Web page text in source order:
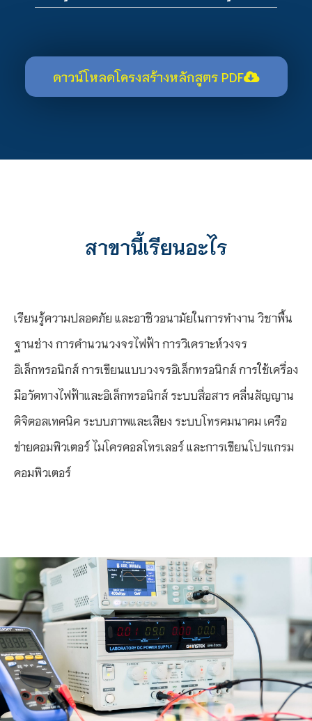
ดาวน์โหลดโครงสร้างหลักสูตร PDF
สาขานี้เรียนอะไร
เรียนรู้ความปลอดภัย และอาชีวอนามัยในการทำงาน วิชาพื้น
ฐานช่าง การคำนวนวงจรไฟฟ้า การวิเคราะห์วงจร
อิเล็กทรอนิกส์ การเขียนแบบวงจรอิเล็กทรอนิกส์ การใช้เครื่อง
มือวัดทางไฟฟ้าและอิเล็กทรอนิกส์ ระบบสื่อสาร คลื่นสัญญาน
ดิจิตอลเทคนิค ระบบภาพและเสียง ระบบโทรคมนาคม เครือ
ข่ายคอมพิวเตอร์ ไมโครคอลโทรเลอร์ และการเขียนโปรแกรม
คอมพิวเตอร์